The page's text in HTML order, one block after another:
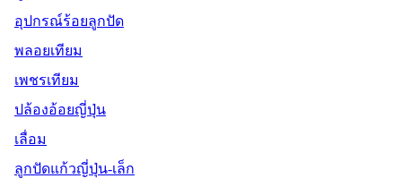
อุปกรณ์ร้อยลูกปัด
พลอยเทียม
เพชรเทียม
ปล้องอ้อยญี่ปุ่น
เลื่อม
ลูกปัดแก้วญี่ปุ่น-เล็ก